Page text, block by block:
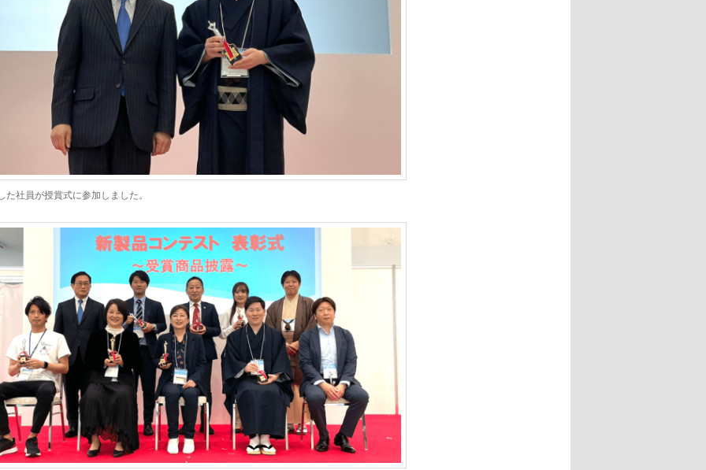
た社員が授賞式に参加しました。